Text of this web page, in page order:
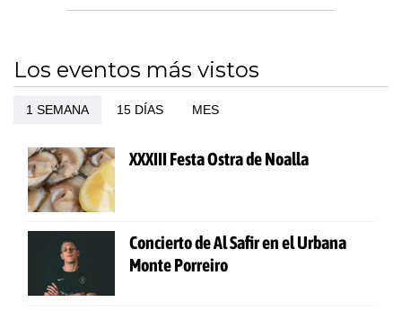
Los eventos más vistos
1 SEMANA 15 DÍAS MES
XXXIII Festa Ostra de Noalla
Concierto de Al Safir en el Urbana
Monte Porreiro